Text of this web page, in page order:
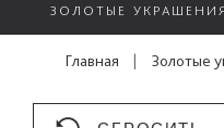
ЗОЛОТЫЕ УКРАШЕНИЯ
Главная | Золотые